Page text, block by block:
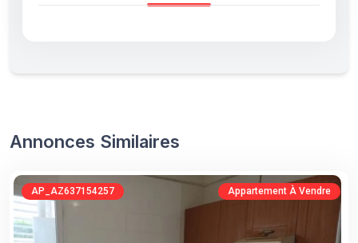
Annonces Similaires
AP_AZ637154257 Appartement À Vendre